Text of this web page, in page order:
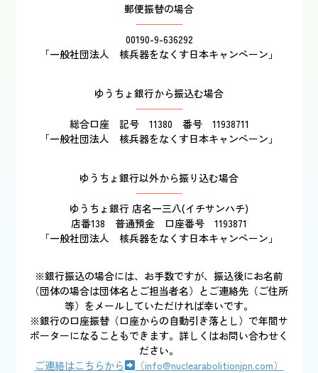
郵便振替の場合
00190-9-636292
「一般社団法人 核兵器をなくす日本キャンペーン」
ゆうちょ銀行から振込む場合
総合口座 記号 11380 番号 11938711
「一般社団法人 核兵器をなくす日本キャンペーン」
ゆうちょ銀行以外から振り込む場合
ゆうちょ銀行 店名一三八(イチサンハチ)
店番138 普通預金 口座番号 1193871
「一般社団法人 核兵器をなくす日本キャンペーン」
※銀行振込の場合には、お手数ですが、振込後にお名前
（団体の場合は団体名とご担当者名）とご連絡先（ご住所
等）をメールしていただければ幸いです。
※銀行の口座振替（口座からの自動引き落とし）で年間サ
ポーターになることもできます。詳しくはお問い合わせく
ださい。
ご連絡はこちらから
（info@nuclearabolitionjpn.com）